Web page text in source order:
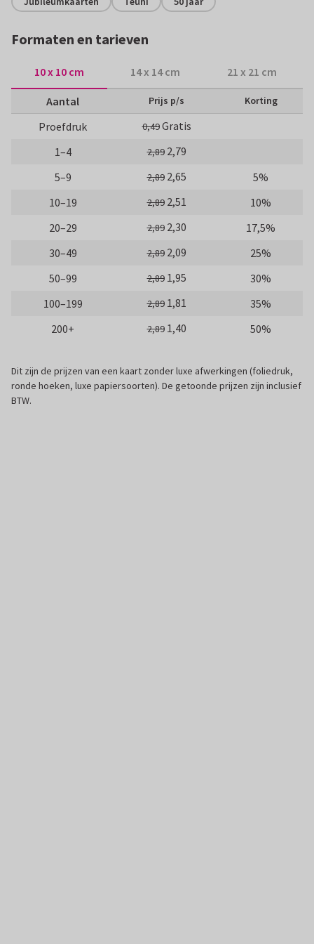
Formaten en tarieven
10 x 10 cm 14 x 14 cm 21 x 21 cm
Aantal Prijs p/s Korting
Proefdruk 0,49Gratis
1–4
2,89 2,79
5–9
2,89 2,65
5%
10–19
2,89 2,51
10%
20–29
2,89 2,30
17,5%
30–49
2,89 2,09
25%
50–99
2,89 1,95
30%
100–199
2,89 1,81
35%
200+
2,89 1,40 50%
Dit zijn de prijzen van een kaart zonder luxe afwerkingen (foliedruk,
ronde hoeken, luxe papiersoorten). De getoonde prijzen zijn inclusief
BTW.